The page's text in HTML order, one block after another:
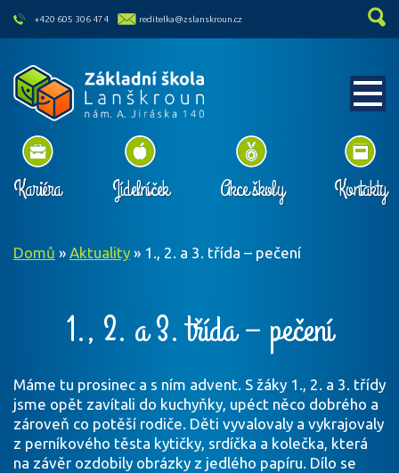
skip to main content
+420 605 306 474 reditelka@zslanskroun.cz
Kariéra Jídelníček Akce školy Kontakty
Domů » Aktuality » 1., 2. a 3. třída – pečení
1., 2. a 3. třída – pečení
Máme tu prosinec a s ním advent. S žáky 1., 2. a 3. třídy
jsme opět zavítali do kuchyňky, upéct něco dobrého a
zároveň co potěší rodiče. Děti vyvalovaly a vykrajovaly
z perníkového těsta kytičky, srdíčka a kolečka, která
na závěr ozdobily obrázky z jedlého papíru. Dílo se